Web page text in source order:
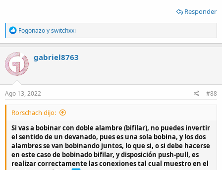
Responder
R
e
a
c
t
i
o
n
s
Fogonazoyswitchxxi
gabriel8763
Ago 13, 2022 #88
Rorschach dijo:
Si vas a bobinar con doble alambre (bifilar), no puedes invertir
el sentido de un devanado, pues es una sola bobina, y los dos
alambres se van bobinando juntos, lo que si, o si debe hacerse
en este caso de bobinado bifilar, y disposición push-pull, es
realizar correctamente las conexiones tal cual muestro en el